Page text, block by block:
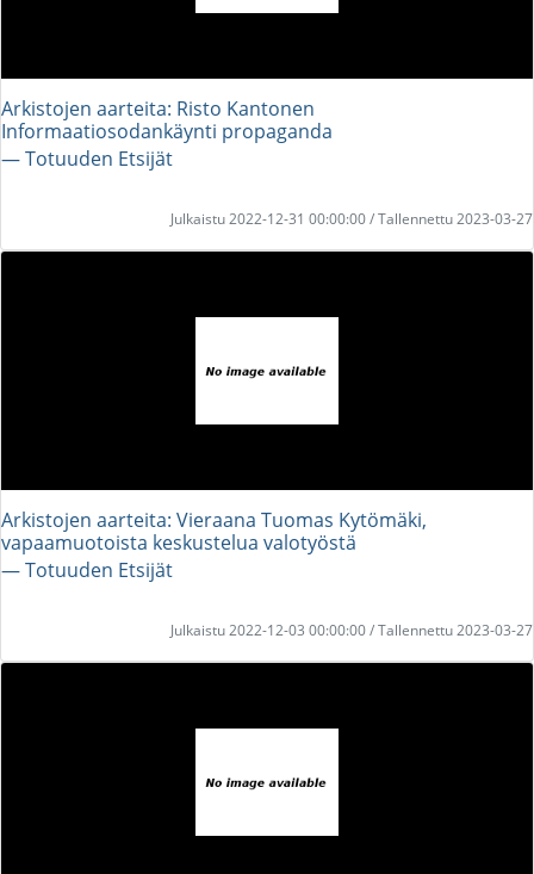
Arkistojen aarteita: Risto Kantonen
Informaatiosodankäynti propaganda
― Totuuden Etsijät
Julkaistu 2022-12-31 00:00:00 / Tallennettu 2023-03-27
Arkistojen aarteita: Vieraana Tuomas Kytömäki,
vapaamuotoista keskustelua valotyöstä
― Totuuden Etsijät
Julkaistu 2022-12-03 00:00:00 / Tallennettu 2023-03-27